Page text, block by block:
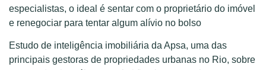
especialistas, o ideal é sentar com o proprietário do imóvel
e renegociar para tentar algum alívio no bolso
Estudo de inteligência imobiliária da Apsa, uma das
principais gestoras de propriedades urbanas no Rio, sobre